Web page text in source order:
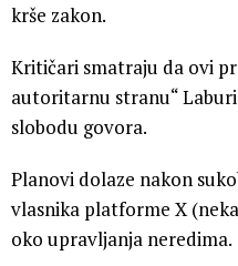
krše zakon.
Kritičari smatraju da ovi
autoritarnu stranu“
slobodu govora.
Planovi dolaze nakon
vlasnika platforme X
oko upravljanja neredima.